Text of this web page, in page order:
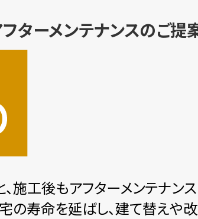
ターメンテナンスのご提
施工後もアフターメンテナン
の寿命を延ばし、建て替えや